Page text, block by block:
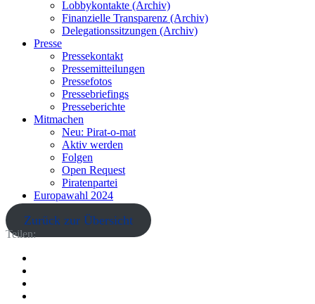
Lobbykontakte (Archiv)
Finanzielle Transparenz (Archiv)
Delegationssitzungen (Archiv)
Presse
Pressekontakt
Pressemitteilungen
Pressefotos
Pressebriefings
Presseberichte
Mitmachen
Neu: Pirat-o-mat
Aktiv werden
Folgen
Open Request
Piratenpartei
Europawahl 2024
Zurück zur Übersicht
Teilen: